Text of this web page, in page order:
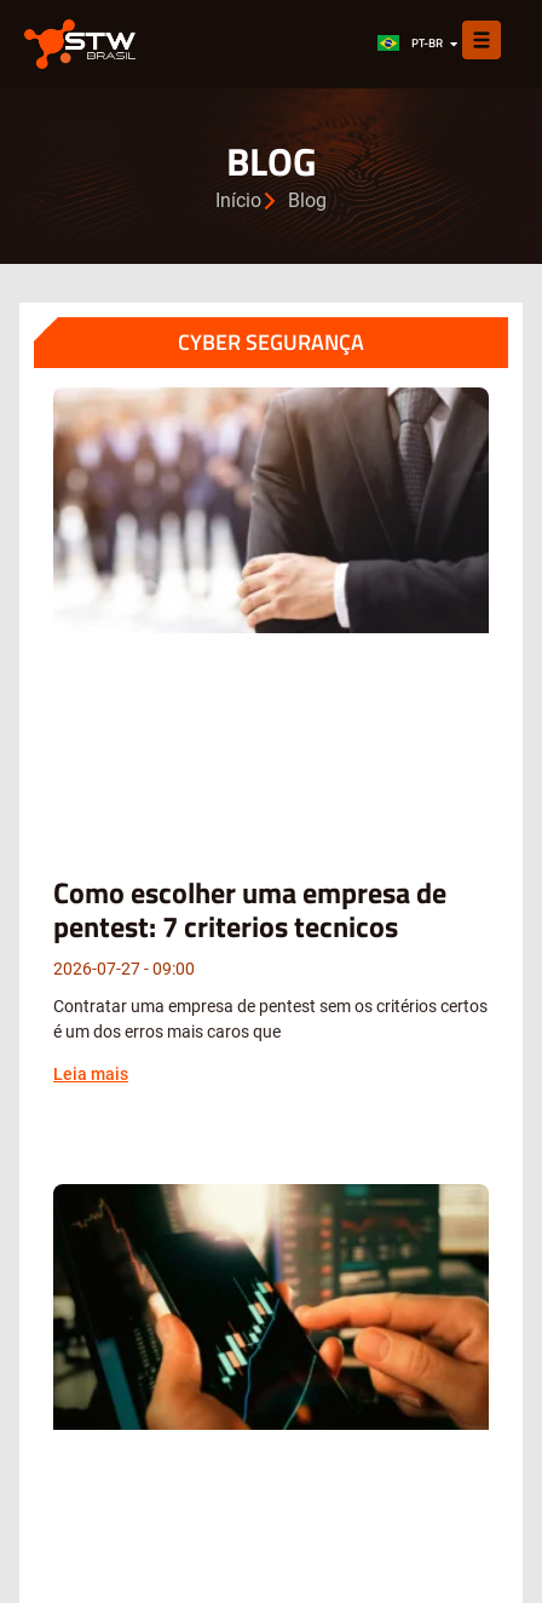
PT-BR
ES
BLOG
Início Blog
CYBER SEGURANÇA
Como escolher uma empresa de
pentest: 7 criterios tecnicos
2026-07-27
09:00
Contratar uma empresa de pentest sem os critérios certos
é um dos erros mais caros que
Leia mais